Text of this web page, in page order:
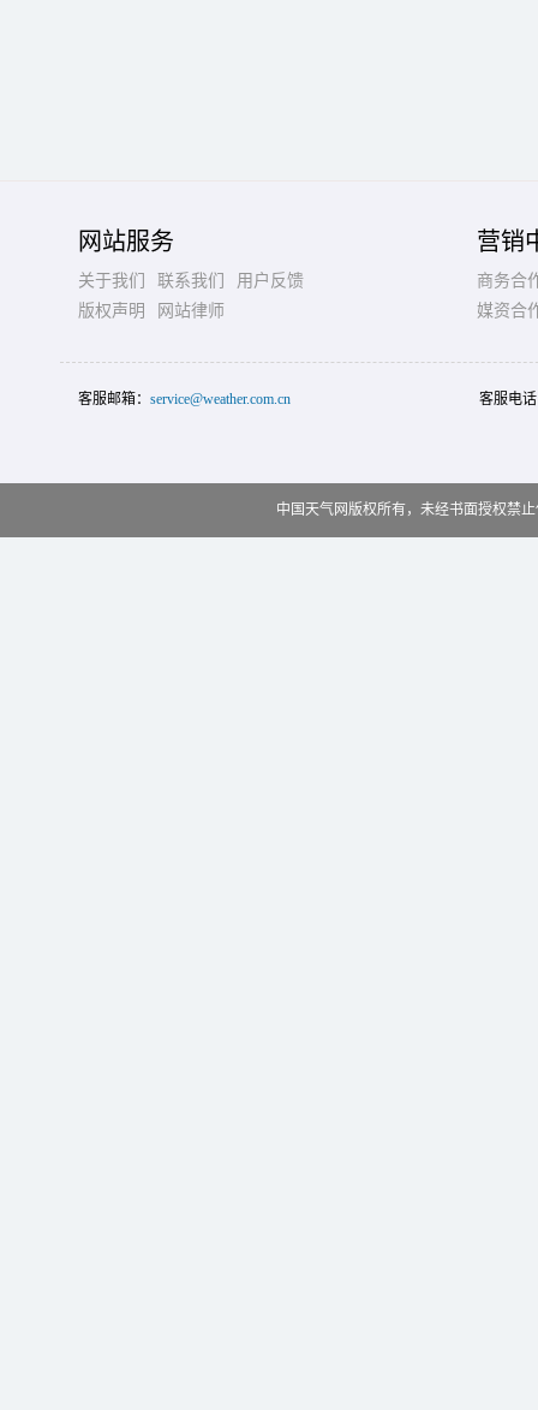
网站服务
关于我们 联系我们
用户反馈
版权声明
网站律师
营销
商务合
媒资合
客服邮箱： service@weather.com.cn 客服电
中国天气网版权所有，未经书面授权